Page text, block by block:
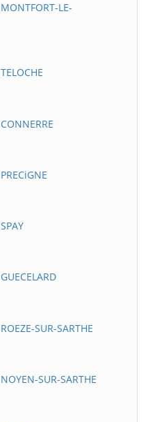
LE-
SUR-SARTHE
SUR-SARTHE